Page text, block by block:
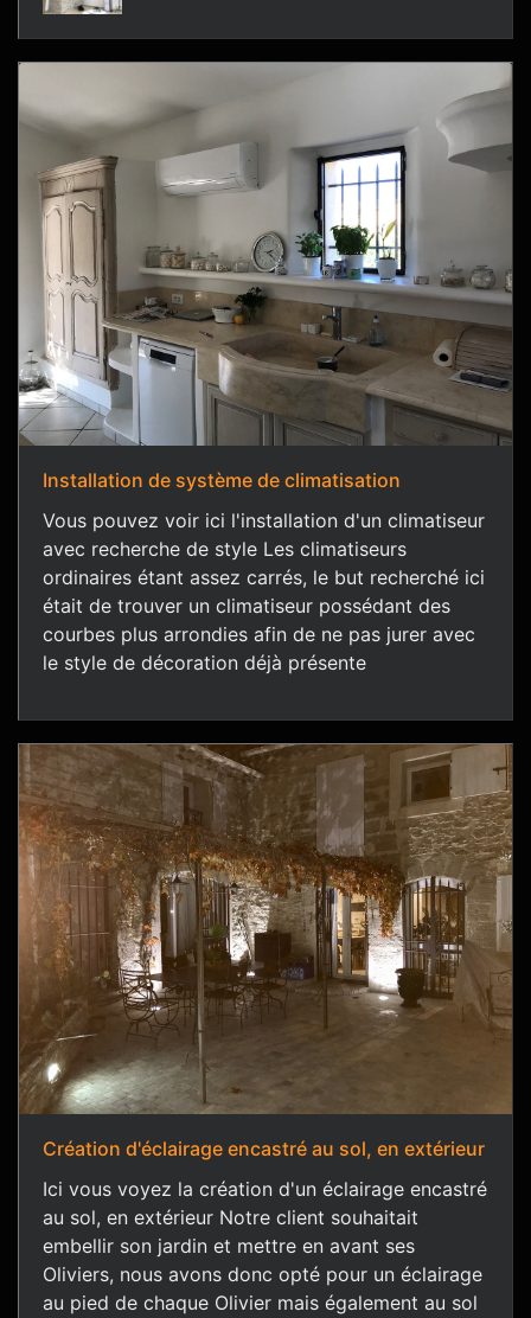
Installation de système de climatisation
Vous pouvez voir ici l'installation d'un climatiseur
avec recherche de style Les climatiseurs
ordinaires étant assez carrés, le but recherché ici
était de trouver un climatiseur possédant des
courbes plus arrondies afin de ne pas jurer avec
le style de décoration déjà présente
Création d'éclairage encastré au sol, en extérieur
Ici vous voyez la création d'un éclairage encastré
au sol, en extérieur Notre client souhaitait
embellir son jardin et mettre en avant ses
Oliviers, nous avons donc opté pour un éclairage
au pied de chaque Olivier mais également au sol